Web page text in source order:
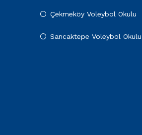
Çekmeköy Voleybol Okulu
Sancaktepe Voleybol Okulu